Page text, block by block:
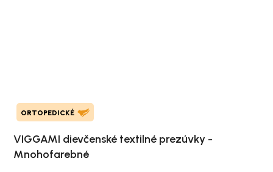
ORTOPEDICKÉ
VIGGAMI dievčenské textilné prezúvky -
Mnohofarebné